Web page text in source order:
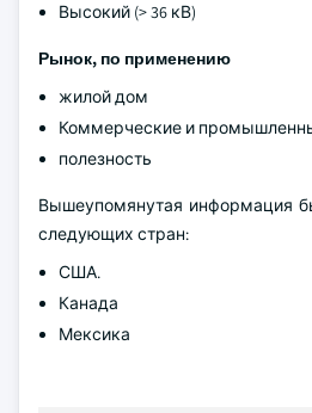
Высокий (> 36 кВ)
Рынок, по применению
жилой дом
Коммерческие и
полезность
Вышеупомянутая информация
следующих стран:
США.
Канада
Мексика